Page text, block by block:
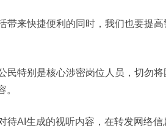
带来快捷便利的同时，我们也要提
民特别是核心涉密岗位人员，切勿
。
待AI生成的视听内容，在转发网络